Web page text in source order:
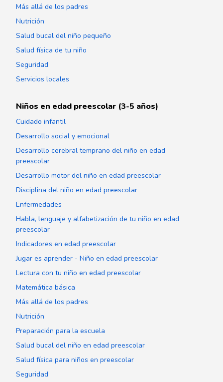
Más allá de los padres
Nutrición
Salud bucal del niño pequeño
Salud física de tu niño
Seguridad
Servicios locales
Niños en edad preescolar (3-5 años)
Cuidado infantil
Desarrollo social y emocional
Desarrollo cerebral temprano del niño en edad
preescolar
Desarrollo motor del niño en edad preescolar
Disciplina del niño en edad preescolar
Enfermedades
Habla, lenguaje y alfabetización de tu niño en edad
preescolar
Indicadores en edad preescolar
Jugar es aprender - Niño en edad preescolar
Lectura con tu niño en edad preescolar
Matemática básica
Más allá de los padres
Nutrición
Preparación para la escuela
Salud bucal del niño en edad preescolar
Salud física para niños en preescolar
Seguridad